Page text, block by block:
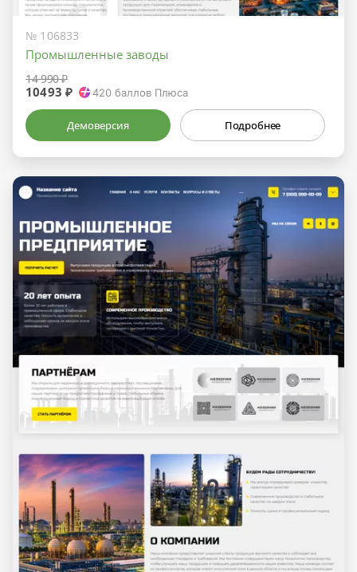
№ 106833
Промышленные заводы
14 990 ₽
10493 ₽ 420 баллов Плюса
Демоверсия Подробнее